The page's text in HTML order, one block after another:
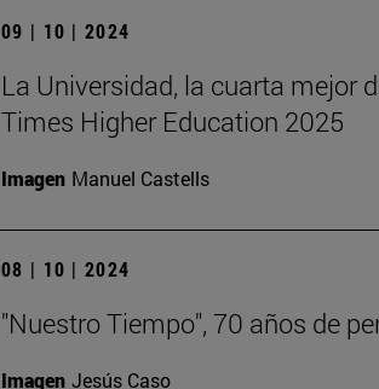
09 | 10 | 2024
La Universidad, la cuarta mejor
Times Higher Education 2025
Imagen Manuel Castells
08 | 10 | 2024
"Nuestro Tiempo", 70 años de
Imagen Jesús Caso